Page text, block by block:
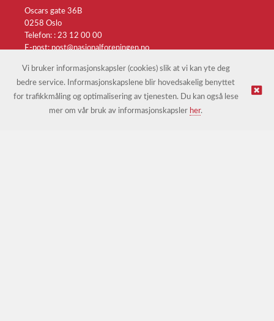
Oscars gate 36B
0258 Oslo
Telefon: : 23 12 00 00
E-post:post@nasjonalforeningen.no
© Nasjonalforeningen for folkehelsen | Nettbutikk levert av
Kréatif
Vi bruker informasjonskapsler (cookies) slik at vi kan yte deg
bedre service. Informasjonskapslene blir hovedsakelig benyttet
for trafikkmåling og optimalisering av tjenesten. Du kan også lese
mer om vår bruk av informasjonskapsler her.